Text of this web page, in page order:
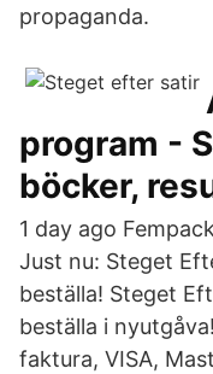
propaganda.
program -
böcker,
1 day ago
Just nu: Steget
beställa! Steget
beställa i
faktura, VISA,